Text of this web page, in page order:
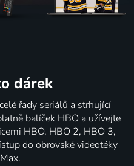
dárek
řady seriálů a strhující
balíček HBO a užívejte
HBO, HBO 2, HBO 3,
do obrovské videotéky